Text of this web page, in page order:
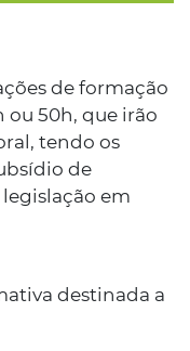
de formação
ou 50h, que irão
tendo os
de
em
destinada a